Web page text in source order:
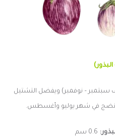
– نوفمبر) ويفضل التشتيل
النضج في شهر يوليو وأغسطس.